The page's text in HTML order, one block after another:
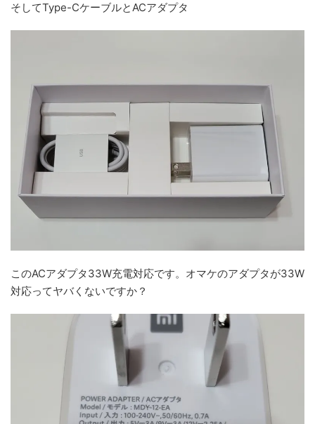
そしてType-CケーブルとACアダプタ
このACアダプタ33W充電対応です。オマケのアダプタが33W
対応ってヤバくないですか？